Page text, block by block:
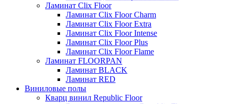
Ламинат Clix Floor
Ламинат Clix Floor Charm
Ламинат Clix Floor Extra
Ламинат Clix Floor Intense
Ламинат Clix Floor Plus
Ламинат Clix Floor Flame
Ламинат FLOORPAN
Ламинат BLACK
Ламинат RED
Виниловые полы
Кварц винил Republic Floor